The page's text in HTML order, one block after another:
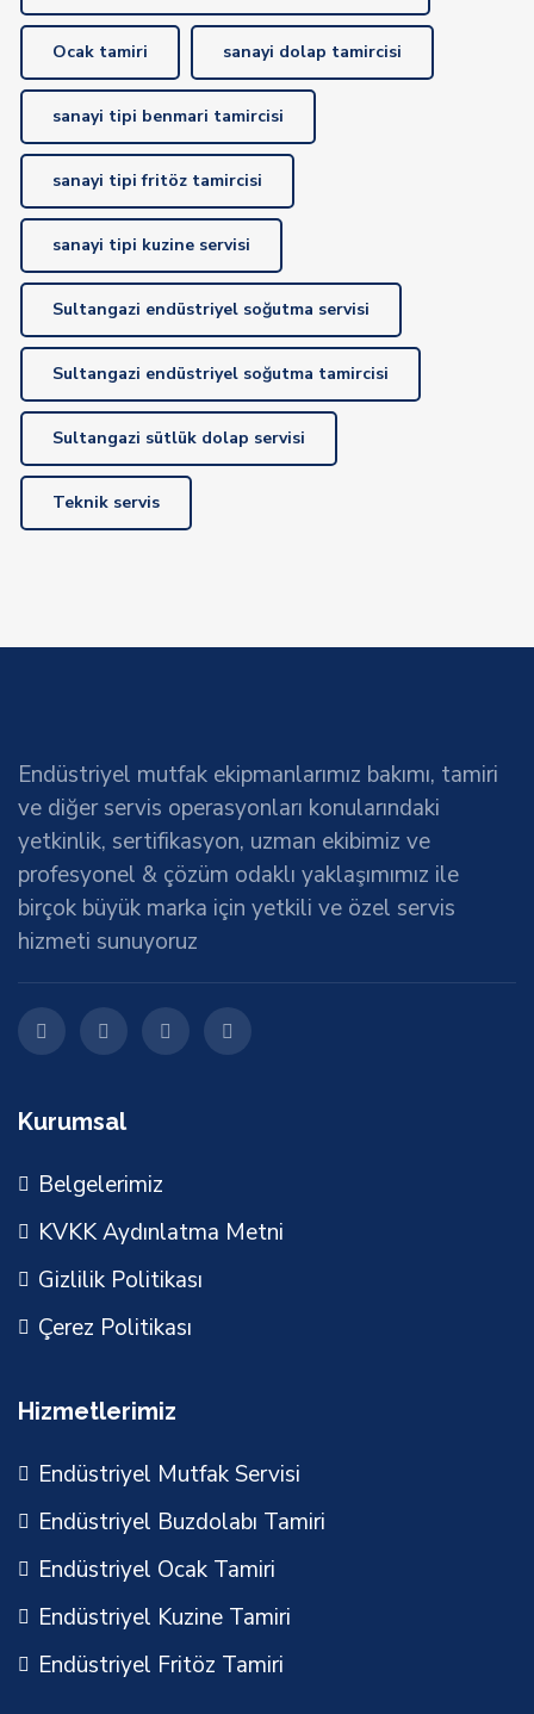
Ocak tamiri sanayi dolap tamircisi
sanayi tipi benmari tamircisi
sanayi tipi fritöz tamircisi
sanayi tipi kuzine servisi
Sultangazi endüstriyel soğutma servisi
Sultangazi endüstriyel soğutma tamircisi
Sultangazi sütlük dolap servisi
Teknik servis
Endüstriyel mutfak ekipmanlarımız bakımı, tamiri
ve diğer servis operasyonları konularındaki
yetkinlik, sertifikasyon, uzman ekibimiz ve
profesyonel & çözüm odaklı yaklaşımımız ile
birçok büyük marka için yetkili ve özel servis
hizmeti sunuyoruz
Kurumsal
Belgelerimiz
KVKK Aydınlatma Metni
Gizlilik Politikası
Çerez Politikası
Hizmetlerimiz
Endüstriyel Mutfak Servisi
Endüstriyel Buzdolabı Tamiri
Endüstriyel Ocak Tamiri
Endüstriyel Kuzine Tamiri
Endüstriyel Fritöz Tamiri